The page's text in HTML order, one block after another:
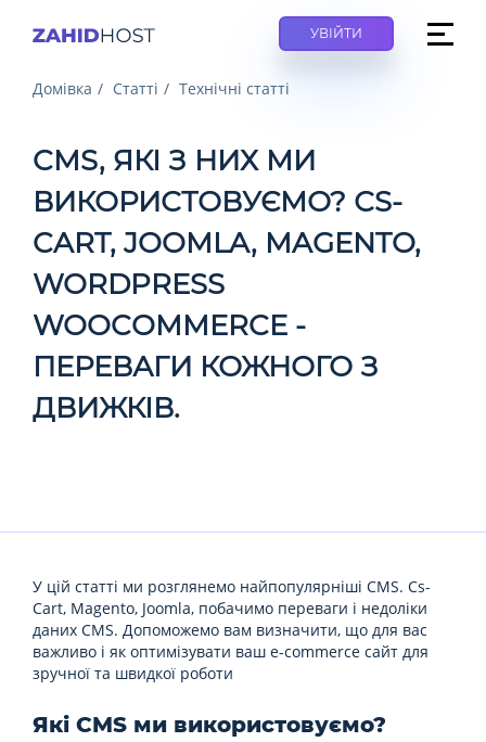
УВІЙТИ
Домівка Статті Технічні статті
CMS, ЯКІ З НИХ МИ
ВИКОРИСТОВУЄМО? СS-
CART, JOOMLA, MAGENTO,
WORDPRESS
WOOCOMMERCE -
ПЕРЕВАГИ КОЖНОГО З
ДВИЖКІВ.
У цій статті ми розглянемо найпопулярніші CMS. Сs-
Cart, Magento, Joomla, побачимо переваги і недоліки
даних CMS. Допоможемо вам визначити, що для вас
важливо і як оптимізувати ваш e-commerce сайт для
зручної та швидкої роботи
Які CMS ми використовуємо?